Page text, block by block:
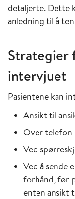
detaljerte. Dette
anledning til å
Strategier
intervjuet
Pasientene kan
Ansikt til
Over telefon
Ved
Ved å sende
forhånd, før
enten ansikt